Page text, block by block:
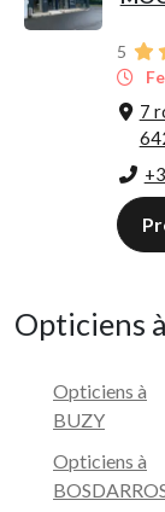
5
7
Opticiens
Opticiens à
BUZY
Opticiens à